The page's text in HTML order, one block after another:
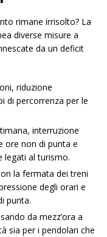
rimane irrisolto? La
diverse misure a
da un deficit
riduzione
di percorrenza per le
interruzione
ore non di punta e
legati al turismo.
la fermata dei treni
degli orari e
punta.
da mezz’ora a
sia per i pendolari che